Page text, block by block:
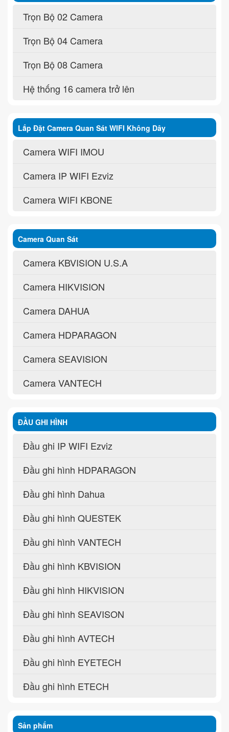
Trọn Bộ 02 Camera
Trọn Bộ 04 Camera
Trọn Bộ 08 Camera
Hệ thống 16 camera trở lên
Lắp Đặt Camera Quan Sát WIFI Không Dây
Camera WIFI IMOU
Camera IP WIFI Ezviz
Camera WIFI KBONE
Camera Quan Sát
Camera KBVISION U.S.A
Camera HIKVISION
Camera DAHUA
Camera HDPARAGON
Camera SEAVISION
Camera VANTECH
ĐẦU GHI HÌNH
Đầu ghi IP WIFI Ezviz
Đầu ghi hình HDPARAGON
Đầu ghi hình Dahua
Đầu ghi hình QUESTEK
Đầu ghi hình VANTECH
Đầu ghi hình KBVISION
Đầu ghi hình HIKVISION
Đầu ghi hình SEAVISON
Đầu ghi hình AVTECH
Đầu ghi hình EYETECH
Đầu ghi hình ETECH
Sản phẩm